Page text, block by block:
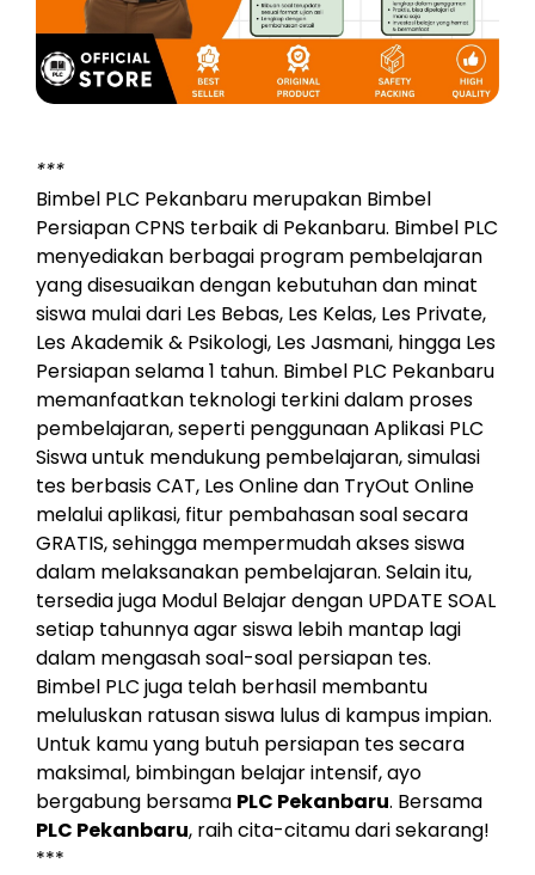
***
Bimbel PLC Pekanbaru merupakan Bimbel
Persiapan CPNS terbaik di Pekanbaru. Bimbel PLC
menyediakan berbagai program pembelajaran
yang disesuaikan dengan kebutuhan dan minat
siswa mulai dari Les Bebas, Les Kelas, Les Private,
Les Akademik & Psikologi, Les Jasmani, hingga Les
Persiapan selama 1 tahun. Bimbel PLC Pekanbaru
memanfaatkan teknologi terkini dalam proses
pembelajaran, seperti penggunaan Aplikasi PLC
Siswa untuk mendukung pembelajaran, simulasi
tes berbasis CAT, Les Online dan TryOut Online
melalui aplikasi, fitur pembahasan soal secara
GRATIS, sehingga mempermudah akses siswa
dalam melaksanakan pembelajaran. Selain itu,
tersedia juga Modul Belajar dengan UPDATE SOAL
setiap tahunnya agar siswa lebih mantap lagi
dalam mengasah soal-soal persiapan tes.
Bimbel PLC juga telah berhasil membantu
meluluskan ratusan siswa lulus di kampus impian.
Untuk kamu yang butuh persiapan tes secara
maksimal, bimbingan belajar intensif, ayo
bergabung bersama PLC Pekanbaru. Bersama
PLC Pekanbaru, raih cita-citamu dari sekarang!
***